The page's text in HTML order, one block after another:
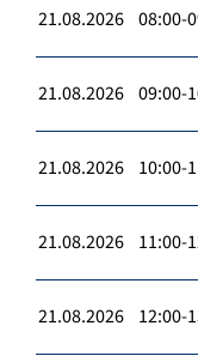
21.08.2026 08:00-
21.08.2026 09:00-
21.08.2026 10:00-
21.08.2026 11:00-
21.08.2026 12:00-